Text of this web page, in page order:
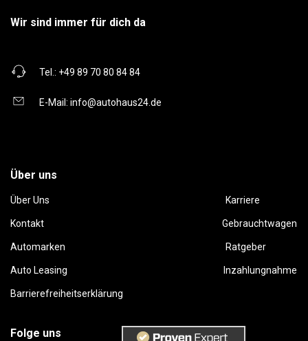
Wir sind immer für dich da
Tel.: +49 89 70 80 84 84
E-Mail: info@autohaus24.de
Über uns
Über Uns Karriere
Kontakt Gebrauchtwagen
Automarken Ratgeber
Auto Leasing Inzahlungnahme
Barrierefreiheitserklärung
Folge uns